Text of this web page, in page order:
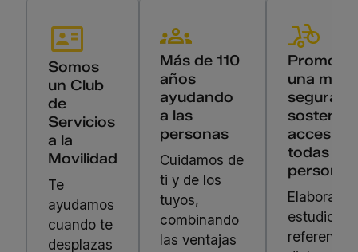
Somos
un Club
de
Servicios
a la
Movilidad
Te
ayudamos
cuando te
desplazas
Más de 110
años
ayudando
a las
personas
Cuidamos de
ti y de los
tuyos,
combinando
las ventajas
una
segura,
todas las
personas
estudios
referencia,